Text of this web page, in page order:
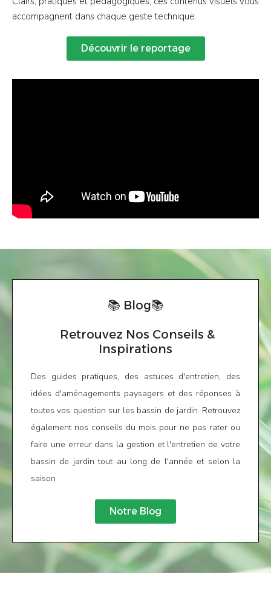
accompagnent dans chaque geste technique.
Découvrir le reportage
📚 Blog📚
Retrouvez Nos Conseils &
Inspirations
Des guides pratiques, des astuces d'entretien, des
idées d'aménagements paysagers et des réponses à
toutes vos question sur les bassin de jardin. Retrouvez
également nos conseils du mois pour ne pas rater ou
faire une erreur dans la gestion et l'entretien de votre
bassin de jardin tout au long de l'année et selon la
saison
Notre Blog